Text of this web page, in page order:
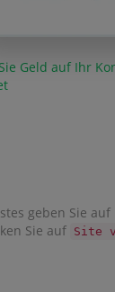
Geld auf Ihr
geben Sie
Sie auf Site